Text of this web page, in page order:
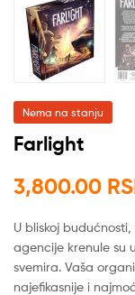
Nema na stanju
Farlight
3,800.00
U bliskoj
agencije krenule su
svemira. Vaša
najefikasnije i